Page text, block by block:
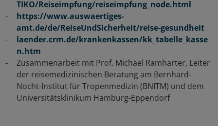
TIKO/Reiseimpfung/reiseimpfung_node.html
https://www.auswaertiges-
amt.de/de/ReiseUndSicherheit/reise-gesundheit
laender.crm.de/krankenkassen/kk_tabelle_kasse
n.htm
Zusammenarbeit mit Prof. Michael Ramharter, Leiter
der reisemedizinischen Beratung am Bernhard-
Nocht-Institut für Tropenmedizin (BNITM) und dem
Universitätsklinikum Hamburg-Eppendorf